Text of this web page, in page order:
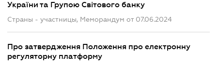
України та Групою Світового банку
Страны - участницы, Меморандум от 07.06.2024
Про затвердження Положення про електронну
регуляторну платформу